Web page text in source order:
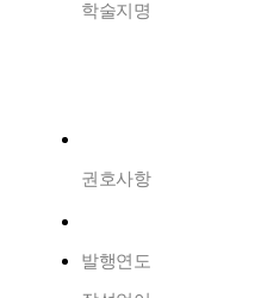
학술지명
권호사항
발행연도